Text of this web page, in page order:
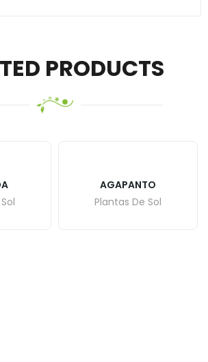
PRODUCTS
AGAPANTO
Plantas De Sol